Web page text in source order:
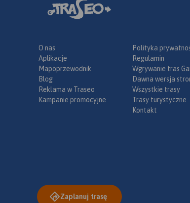
O nas
Aplikacje
Mapoprzewodnik
Blog
Reklama w Traseo
Kampanie promocyjne
Polityka
Regulamin
Wgrywanie tras
Dawna wersja
Wszystkie trasy
Trasy turystyczne
Kontakt
Zaplanuj trasę